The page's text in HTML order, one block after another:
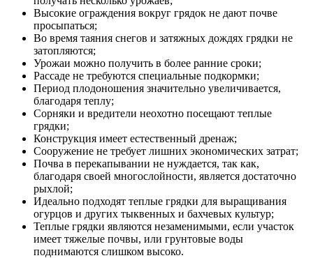
Высокие ограждения вокруг грядок не дают почве
просыпаться;
Во время таяния снегов и затяжных дождях грядки не
затопляются;
Урожаи можно получить в более ранние сроки;
Рассаде не требуются специальные подкормки;
Период плодоношения значительно увеличивается,
благодаря теплу;
Сорняки и вредители неохотно посещают теплые
грядки;
Конструкция имеет естественный дренаж;
Сооружение не требует лишних экономических затрат;
Почва в перекапывании не нуждается, так как,
благодаря своей многослойности, является достаточно
рыхлой;
Идеально подходят теплые грядки для выращивания
огурцов и других тыквенных и бахчевых культур;
Теплые грядки являются незаменимыми, если участок
имеет тяжелые почвы, или грунтовые воды
поднимаются слишком высоко.